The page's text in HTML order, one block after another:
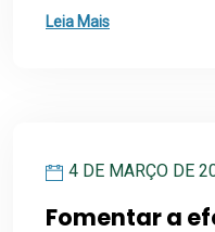
Leia Mais
4 DE MARÇO DE
Fomentar a